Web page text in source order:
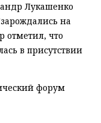
Лукашенко
на
отметил, что
в присутствии
форум